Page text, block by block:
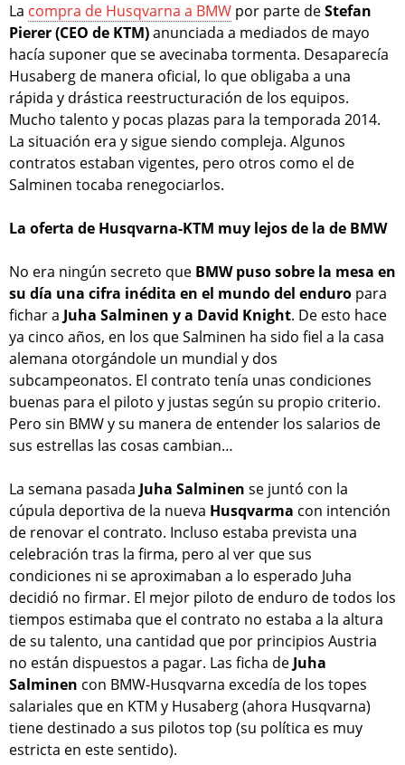
La compra de Husqvarna a BMW por parte deStefan
Pierer (CEO de KTM)anunciada a mediados de mayo
hacía suponer que se avecinaba tormenta. Desaparecía
Husaberg de manera oficial, lo que obligaba a una
rápida y drástica reestructuración de los equipos.
Mucho talento y pocas plazas para la temporada 2014.
La situación era y sigue siendo compleja. Algunos
contratos estaban vigentes, pero otros como el de
Salminen tocaba renegociarlos.
La oferta de Husqvarna-KTM muy lejos de la de BMW
No era ningún secreto que BMW puso sobre la mesa en
su día una cifra inédita en el mundo del enduro para
fichar a Juha Salminen y a David Knight. De esto hace
ya cinco años, en los que Salminen ha sido fiel a la casa
alemana otorgándole un mundial y dos
subcampeonatos. El contrato tenía unas condiciones
buenas para el piloto y justas según su propio criterio.
Pero sin BMW y su manera de entender los salarios de
sus estrellas las cosas cambian…
La semana pasada Juha Salminen se juntó con la
cúpula deportiva de la nueva Husqvarma con intención
de renovar el contrato. Incluso estaba prevista una
celebración tras la firma, pero al ver que sus
condiciones ni se aproximaban a lo esperado Juha
decidió no firmar. El mejor piloto de enduro de todos los
tiempos estimaba que el contrato no estaba a la altura
de su talento, una cantidad que por principios Austria
no están dispuestos a pagar. Las ficha de Juha
Salminen con BMW-Husqvarna excedía de los topes
salariales que en KTM y Husaberg (ahora Husqvarna)
tiene destinado a sus pilotos top (su política es muy
estricta en este sentido).